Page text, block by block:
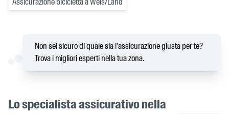
Non sei sicuro di quale sia l'assicurazione giusta per te?
Trova i migliori esperti nella tua zona.
Lo specialista assicurativo nella